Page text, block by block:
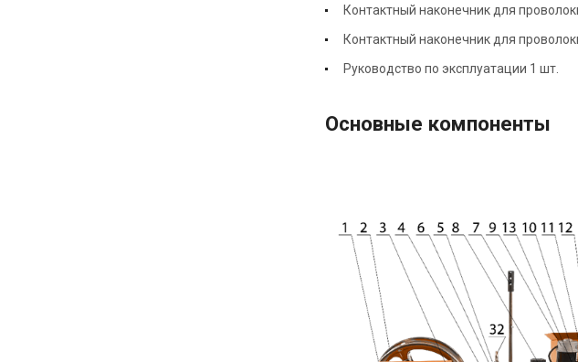
Контактный наконечник для
Контактный наконечник для
Руководство по эксплуатации 1 шт.
Основные компоненты